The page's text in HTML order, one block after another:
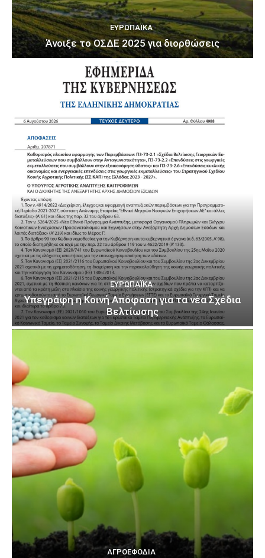
ΕΥΡΩΠΑΪΚΆ
Άνοιξε το ΟΣΔΕ 2025 για διορθώσεις
ΕΥΡΩΠΑΪΚΆ
Υπεγράφη η Κοινή Απόφαση για τα νέα Σχέδια
Βελτίωσης
ΑΓΡΟΕΦΌΔΙΑ